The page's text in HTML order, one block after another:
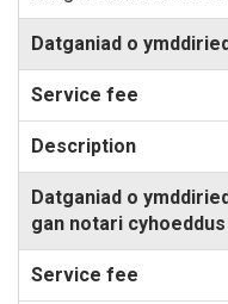
Datganiad o
Datganiad o
gan notari cyhoeddus